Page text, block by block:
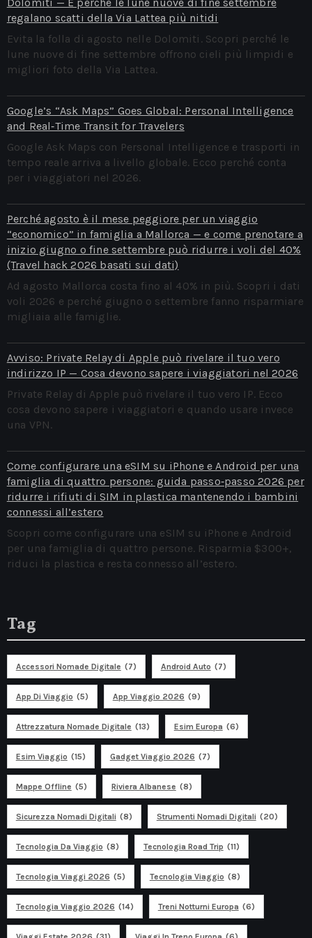
regalano scatti della Via Lattea più nitidi
Evita la folla di agosto nelle Dolomiti. Scopri perché le
lune nuove di fine settembre offrono cieli più limpidi e
migliori foto della Via Lattea.
Google’s “Ask Maps” Goes Global: Personal Intelligence
and Real‑Time Transit for Travelers
Google Ask Maps con Personal Intelligence e trasporti in
tempo reale arriva a livello globale. Ecco perché conta
per i viaggiatori nel 2026.
Perché agosto è il mese peggiore per un viaggio
“economico” in famiglia a Mallorca — e come prenotare a
inizio giugno o fine settembre può ridurre i voli del 40%
(Travel hack 2026 basati sui dati)
Ad agosto Mallorca costa fino al 40% in più. Scopri i dati
voli 2026 e perché giugno o settembre fanno risparmiare
migliaia alle famiglie.
Avviso: Private Relay di Apple può rivelare il tuo vero
indirizzo IP — Cosa devono sapere i viaggiatori nel 2026
Private Relay di Apple può rivelare il tuo vero IP. Ecco
cosa devono sapere i viaggiatori e quando usare invece
una VPN.
Come configurare una eSIM su iPhone e Android per una
famiglia di quattro persone: guida passo‑passo 2026 per
ridurre i rifiuti di SIM in plastica mantenendo i bambini
connessi all’estero
Scopri come configurare una eSIM su iPhone e Android
per una famiglia di quattro persone. Risparmia $300+,
riduci la plastica e resta connesso all’estero.
Tag
Accessori Nomade Digitale (7) Android Auto (7)
App Di Viaggio (5) App Viaggio 2026 (9)
Attrezzatura Nomade Digitale (13) Esim Europa (6)
Esim Viaggio (15) Gadget Viaggio 2026 (7)
Mappe Offline (5) Riviera Albanese (8)
Sicurezza Nomadi Digitali (8) Strumenti Nomadi Digitali (20)
Tecnologia Da Viaggio (8) Tecnologia Road Trip (11)
Tecnologia Viaggi 2026 (5) Tecnologia Viaggio (8)
Tecnologia Viaggio 2026 (14) Treni Notturni Europa (6)